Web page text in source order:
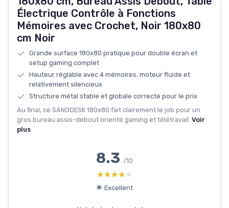
Électrique Contrôle à Fonctions
Mémoires avec Crochet, Noir 180x80
cm Noir
Grande surface 180x80 pratique pour double écran et
setup gaming complet
Hauteur réglable avec 4 mémoires, moteur fluide et
relativement silencieux
Structure métal stable et globale correcte pour le prix
Au final, ce SANODESK 180x80 fait clairement le job pour un
gros bureau assis-debout orienté gaming et télétravail. Voir
plus
8.3 /10
★★★★★
★★★★★
🌟 Excellent